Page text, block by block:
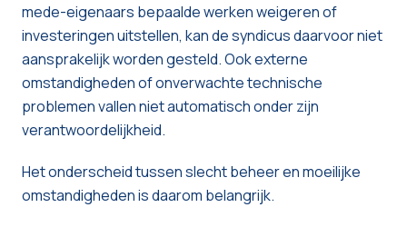
mede-eigenaars bepaalde werken weigeren of
investeringen uitstellen, kan de syndicus daarvoor niet
aansprakelijk worden gesteld. Ook externe
omstandigheden of onverwachte technische
problemen vallen niet automatisch onder zijn
verantwoordelijkheid.
Het onderscheid tussen slecht beheer en moeilijke
omstandigheden is daarom belangrijk.